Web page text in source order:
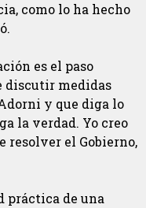
como lo ha hecho
es el paso
discutir medidas
y que diga lo
la verdad. Yo creo
resolver el Gobierno,
de una